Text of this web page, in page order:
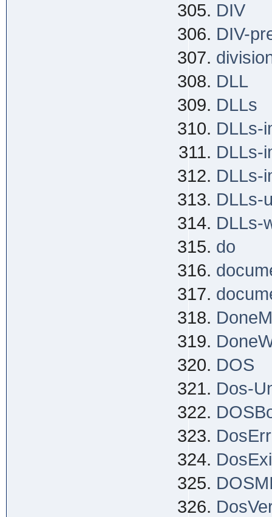
DIV
DIV-
DLL
DLLs
DLLs-
DLLs-
DLLs-
DLLs-
DLLs-
do
DOS
Dos-